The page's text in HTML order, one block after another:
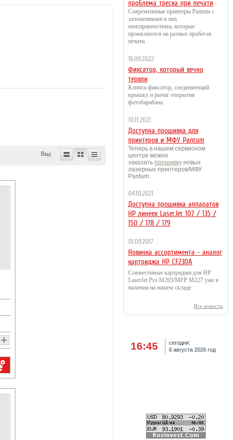
Вид:
+
проблема треска при печати
Современнные принтеры Pantum с
заложенными в них
неисправностями, которые
проявляются на разных пробегах
печати.
16.09.2022
Фиксатор, который вечно
теряли
Клипса-фиксатор, соединяющий
крышку и рычаг открытия
фотобарабана.
10.11.2021
Доступна прошивка для
принтеров и МФУ Pantum
Теперь в нашем сервисном
центре можно
заказать прошивку новых
лазерных принтеров/МФУ
Pantum.
04.10.2021
Доступна прошивка аппаратов
HP линеек LaserJet 107 / 135 /
150 / 178 / 179
01.09.2017
Новинка ассортимента - аналог
картриджа HP CF230A
Совместимые картриджи для HP
LaserJet Pro M203/MFP M227 уже в
наличии на нашем складе.
Все новости
16:45
сегодня:
6 августа 2026 год